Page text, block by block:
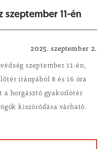
11-én
2025. szeptember 2.
szeptember 11-én,
irányából 8 és 16 óra
horgásztó gyakorlótér
kiszóródása várható.